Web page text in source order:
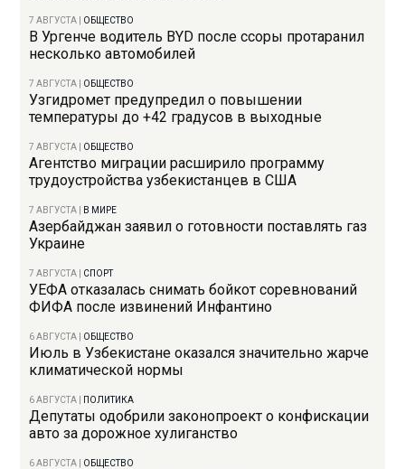
7 АВГУСТА ОБЩЕСТВО
В Ургенче водитель BYD после ссоры протаранил
несколько автомобилей
7 АВГУСТА ОБЩЕСТВО
Узгидромет предупредил о повышении
температуры до +42 градусов в выходные
7 АВГУСТА ОБЩЕСТВО
Агентство миграции расширило программу
трудоустройства узбекистанцев в США
7 АВГУСТА В МИРЕ
Азербайджан заявил о готовности поставлять газ
Украине
7 АВГУСТА СПОРТ
УЕФА отказалась снимать бойкот соревнований
ФИФА после извинений Инфантино
6 АВГУСТА ОБЩЕСТВО
Июль в Узбекистане оказался значительно жарче
климатической нормы
6 АВГУСТА ПОЛИТИКА
Депутаты одобрили законопроект о конфискации
авто за дорожное хулиганство
6 АВГУСТА ОБЩЕСТВО